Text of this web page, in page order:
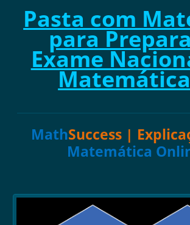
Pasta com
para
Exame
MathSuccess |
Matemática